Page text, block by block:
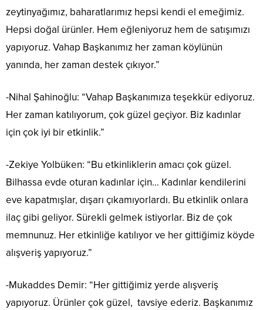
zeytinyağımız, baharatlarımız hepsi kendi el emeğimiz.
Hepsi doğal ürünler. Hem eğleniyoruz hem de satışımızı
yapıyoruz. Vahap Başkanımız her zaman köylünün
yanında, her zaman destek çıkıyor.”
-Nihal Şahinoğlu: “Vahap Başkanımıza teşekkür ediyoruz.
Her zaman katılıyorum, çok güzel geçiyor. Biz kadınlar
için çok iyi bir etkinlik.”
-Zekiye Yolbüken: “Bu etkinliklerin amacı çok güzel.
Bilhassa evde oturan kadınlar için… Kadınlar kendilerini
eve kapatmışlar, dışarı çıkamıyorlardı. Bu etkinlik onlara
ilaç gibi geliyor. Sürekli gelmek istiyorlar. Biz de çok
memnunuz. Her etkinliğe katılıyor ve her gittiğimiz köyde
alışveriş yapıyoruz.”
-Mukaddes Demir: “Her gittiğimiz yerde alışveriş
yapıyoruz. Ürünler çok güzel, tavsiye ederiz. Başkanımız